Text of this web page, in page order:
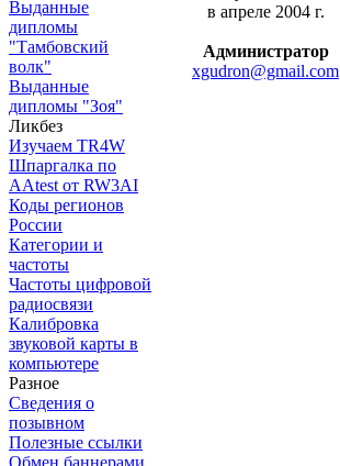
Выданные
дипломы
"Тамбовский
волк"
Выданные
дипломы "Зоя"
Ликбез
Изучаем TR4W
Шпаргалка по
AAtest от RW3AI
Коды регионов
России
Категории и
частоты
Частоты цифровой
радиосвязи
Калибровка
звуковой карты в
компьютере
Разное
Сведения о
позывном
Полезные ссылки
Обмен баннерами
в апреле 2004 г.
Администратор
xgudron@gmail.com